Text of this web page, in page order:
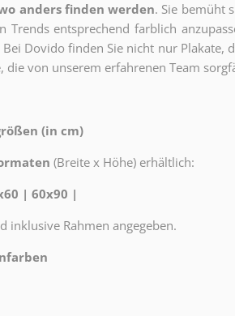
anders finden werden. Sie bemüht
Trends entsprechend farblich
Dovido finden Sie nicht nur
die von unserem erfahrenen Team
(in cm)
(Breite x Höhe) erhältlich:
| 60x90 |
inklusive Rahmen angegeben.